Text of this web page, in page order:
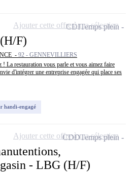
F)
- 92 - GENNEVILLIERS
La restauration vous parle et vous aimez faire
d'intégrer une entreprise engagée qui place ses
handi-engagé
CDITemps plein
Ajouter cette offre à ma sélection
- LBG (H/F)
CDDTemps plein
Ajouter cette offre à ma sélection